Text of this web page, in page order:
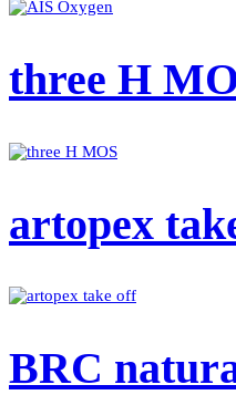
three H
artopex
BRC